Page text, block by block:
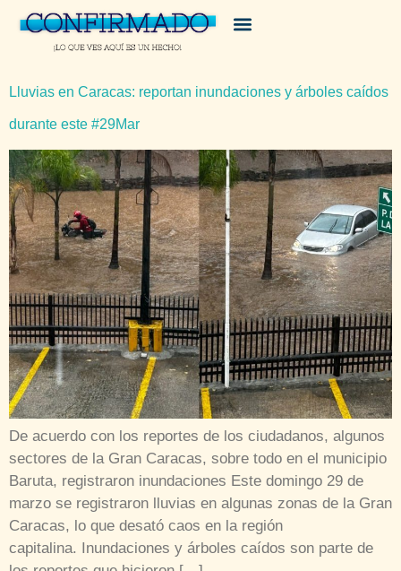
Lluvias en Caracas: reportan inundaciones y árboles caídos
durante este #29Mar
De acuerdo con los reportes de los ciudadanos, algunos
sectores de la Gran Caracas, sobre todo en el municipio
Baruta, registraron inundaciones Este domingo 29 de
marzo se registraron lluvias en algunas zonas de la Gran
Caracas, lo que desató caos en la región
capitalina. Inundaciones y árboles caídos son parte de